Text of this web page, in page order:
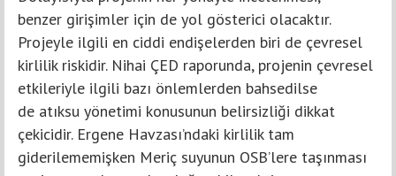
benzer girişimler için de yol gösterici olacaktır.
Projeyle ilgili en ciddi endişelerden biri de çevresel
kirlilik riskidir. Nihai ÇED raporunda, projenin çevresel
etkileriyle ilgili bazı önlemlerden bahsedilse
de atıksu yönetimi konusunun belirsizliği dikkat
çekicidir. Ergene Havzası’ndaki kirlilik tam
giderilememişken Meriç suyunun OSB’lere taşınması